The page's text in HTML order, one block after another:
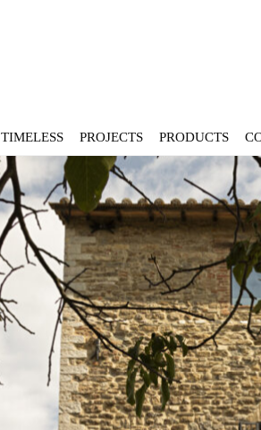
TIMELESS PROJECTS PRODUCTS